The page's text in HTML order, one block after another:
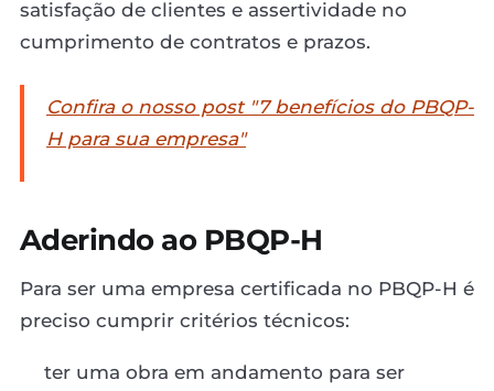
satisfação de clientes e assertividade no
cumprimento de contratos e prazos.
Confira o nosso post "7 benefícios do PBQP-
H para sua empresa"
Aderindo ao PBQP-H
Para ser uma empresa certificada no PBQP-H é
preciso cumprir critérios técnicos:
ter uma obra em andamento para ser